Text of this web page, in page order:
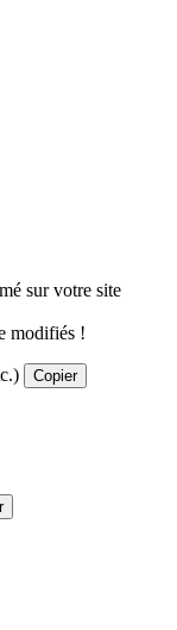
sur votre site
modifiés !
Copier